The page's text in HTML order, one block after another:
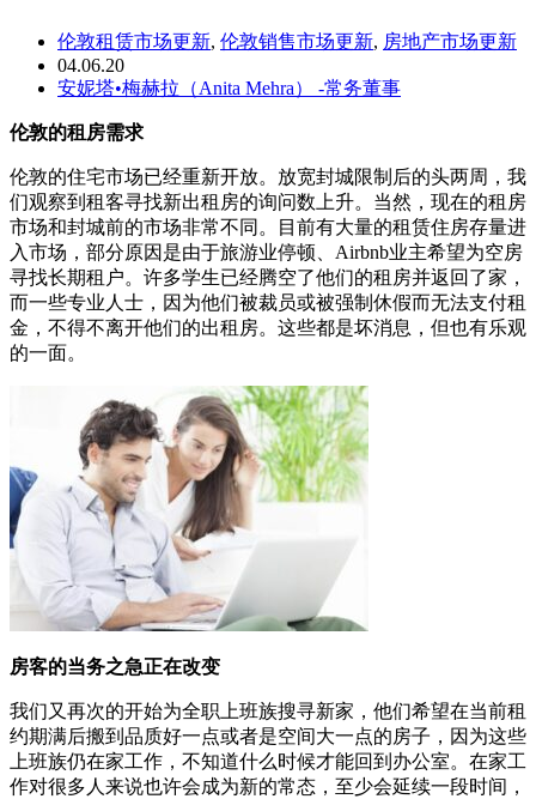
伦敦租赁市场更新, 伦敦销售市场更新, 房地产市场更新
04.06.20
安妮塔•梅赫拉（Anita Mehra） -常务董事
伦敦的租房需求
伦敦的住宅市场已经重新开放。放宽封城限制后的头两周，我
们观察到租客寻找新出租房的询问数上升。当然，现在的租房
市场和封城前的市场非常不同。
目前有大量的租赁住房存量进
入市场，部分原因是由于旅游业停顿、Airbnb业主希望为空房
寻找长期租户。许多学生已经腾空了他们的租房并返回了家，
而一些专业人士，因为他们被裁员或被强制休假而无法支付租
金，不得不离开他们的出租房。这些都是坏消息，但也有乐观
的一面。
房客的当务之急正在改变
我们又再次的开始为全职上班族搜寻新家，他们希望在当前租
约期满后搬到品质好一点或者是空间大一点的房子，因为这些
上班族仍在家工作，不知道什么时候才能回到办公室。在家工
作对很多人来说也许会成为新的常态，至少会延续一段时间，